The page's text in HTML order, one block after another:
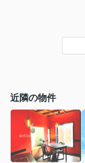
近隣の物件